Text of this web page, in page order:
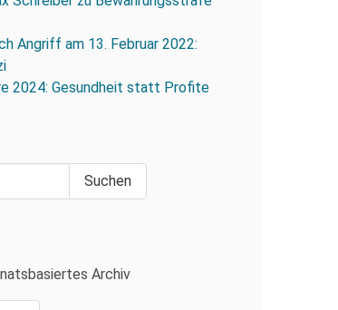
Angriff am 13. Februar 2022:
2024: Gesundheit statt Profite
Archiv